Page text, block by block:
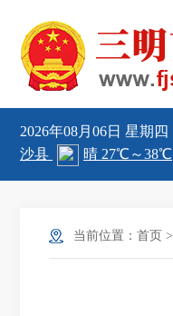
2026年08月06日 星期四
当前位置： 首页 >